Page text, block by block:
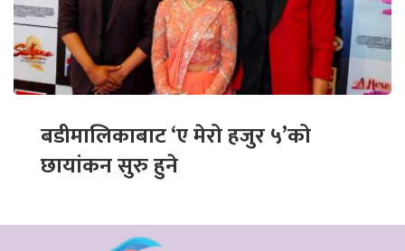
बडीमालिकाबाट ‘ए मेरो हजुर ५’को
छायांकन सुरु हुने